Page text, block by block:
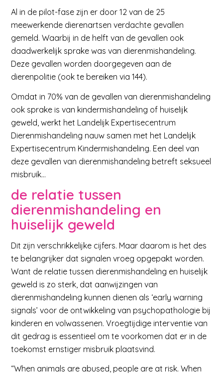
Al in de pilot-fase zijn er door 12 van de 25
meewerkende dierenartsen verdachte gevallen
gemeld. Waarbij in de helft van de gevallen ook
daadwerkelijk sprake was van dierenmishandeling.
Deze gevallen worden doorgegeven aan de
dierenpolitie (ook te bereiken via 144).
Omdat in 70% van de gevallen van dierenmishandeling
ook sprake is van kindermishandeling of huiselijk
geweld, werkt het Landelijk Expertisecentrum
Dierenmishandeling nauw samen met het Landelijk
Expertisecentrum Kindermishandeling. Een deel van
deze gevallen van dierenmishandeling betreft seksueel
misbruik…
de relatie tussen
dierenmishandeling en
huiselijk geweld
Dit zijn verschrikkelijke cijfers. Maar daarom is het des
te belangrijker dat signalen vroeg opgepakt worden.
Want de relatie tussen dierenmishandeling en huiselijk
geweld is zo sterk, dat aanwijzingen van
dierenmishandeling kunnen dienen als ‘early warning
signals’ voor de ontwikkeling van psychopathologie bij
kinderen en volwassenen. Vroegtijdige interventie van
dit gedrag is essentieel om te voorkomen dat er in de
toekomst ernstiger misbruik plaatsvind.
“When animals are abused, people are at risk. When